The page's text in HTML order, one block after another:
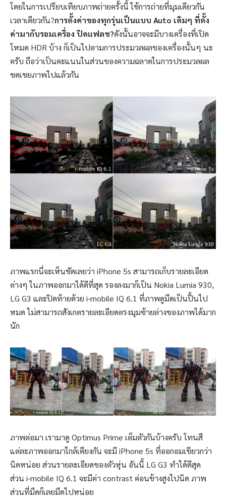
โดยในการเปรียบเทียบภาพถ่ายครั้งนี้ ใช้การถ่ายที่มุมเดียวกัน
เวลาเดียวกัน?การตั้งค่าของทุกรุ่นเป็นแบบ Auto เดิมๆ ที่ตั้ง
ค่ามากับรอมเครื่อง ปิดแฟลช?ดังนั้นอาจจะมีบางเครื่องที่เปิด
โหมด HDR บ้าง ก็เป็นไปตามการประมวลผลของเครื่องนั้นๆ นะ
ครับ ถือว่าเป็นคะแนนในส่วนของความฉลาดในการประมวลผล
ชดเชยภาพไปแล้วกัน
ภาพแรกนี่จะเห็นชัดเลยว่า iPhone 5s สามารถเก็บรายละเอียด
ต่างๆ ในภาพออกมาได้ดีที่สุด รองลงมาก็เป็น Nokia Lumia 930,
LG G3 และปิดท้ายด้วย i-mobile IQ 6.1 ที่ภาพดูมืดเป็นปื้นไป
หมด ไม่สามารถสังเกตรายละเอียดตรงมุมซ้ายล่างของภาพได้มาก
นัก
ภาพต่อมา เรามาดู Optimus Prime เต็มตัวกันบ้างครับ โทนสี
แต่ละภาพออกมาใกล้เคียงกัน จะมี iPhone 5s ที่ออกอมเขียวกว่า
นิดหน่อย ส่วนรายละเอียดของตัวหุ่น อันนี้ LG G3 ทำได้ดีสุด
ส่วน i-mobile IQ 6.1 จะมีค่า contrast ค่อนข้างสูงไปนิด ภาพ
ส่วนที่มืดก็เลยมืดไปหน่อย